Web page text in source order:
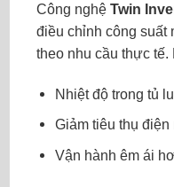
Công nghệ Twin
điều chỉnh công suất
theo nhu cầu thực tế.
Nhiệt độ trong tủ
Giảm tiêu thụ điện
Vận hành êm ái